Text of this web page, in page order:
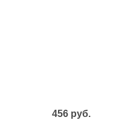
456 руб.